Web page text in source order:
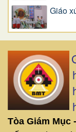
Giáo
Tòa Giám Mục